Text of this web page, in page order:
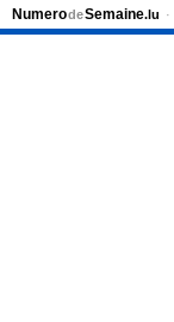
NumerodeSemaine.lu